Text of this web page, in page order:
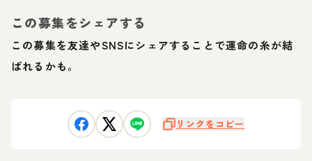
この募集をシェアする
この募集を友達やSNSにシェアすることで運命の糸が結
ばれるかも。
リンクをコピー